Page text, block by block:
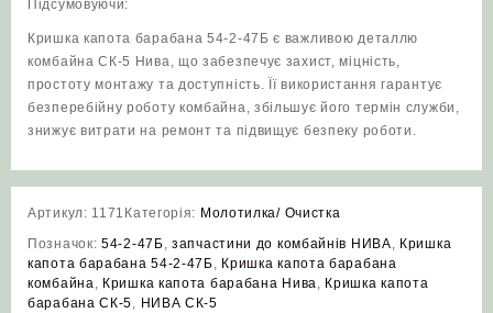
Підсумовуючи:
Кришка капота барабана 54-2-47Б є важливою деталлю
комбайна СК-5 Нива, що забезпечує захист, міцність,
простоту монтажу та доступність. Її використання гарантує
безперебійну роботу комбайна, збільшує його термін служби,
знижує витрати на ремонт та підвищує безпеку роботи.
Артикул: 1171 Категорія: Молотилка/ Очистка
Позначок: 54-2-47Б,запчастини до комбайнів НИВА, Кришка
капота барабана 54-2-47Б, Кришка капота барабана
комбайна, Кришка капота барабана Нива, Кришка капота
барабана СК-5, НИВА СК-5